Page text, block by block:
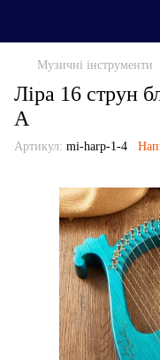
Музичні інструменти
Ліра 16 струн
А
Артикул: mi-harp-1-4